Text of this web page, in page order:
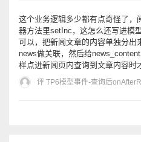
这个业务逻辑多少都有点奇怪了，
器方法里setInc，这怎么还写进模
可以，把新闻文章的内容单独分出
news做关联，然后给
样点进新闻页内查询到文章内容时
评 TP6模型事件-查询后